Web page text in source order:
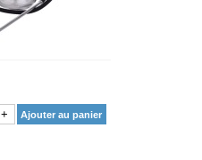
+ Ajouter au panier